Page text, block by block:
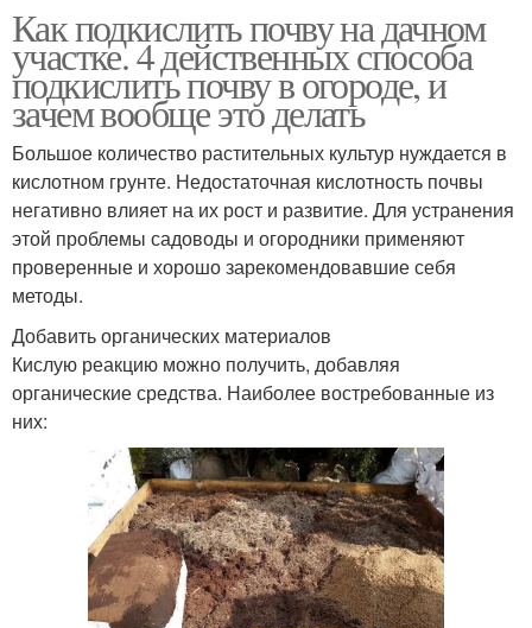
Как подкислить почву на дачном
участке. 4 действенных способа
подкислить почву в огороде, и
зачем вообще это делать
Большое количество растительных культур нуждается в
кислотном грунте. Недостаточная кислотность почвы
негативно влияет на их рост и развитие. Для устранения
этой проблемы садоводы и огородники применяют
проверенные и хорошо зарекомендовавшие себя
методы.
Добавить органических материалов
Кислую реакцию можно получить, добавляя
органические средства. Наиболее востребованные из
них: